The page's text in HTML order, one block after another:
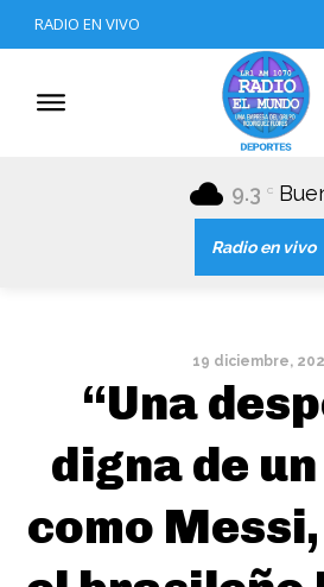
RADIO EN VIVO
9.3 C
Radio en vivo
19 diciembre,
“Una
digna de
como